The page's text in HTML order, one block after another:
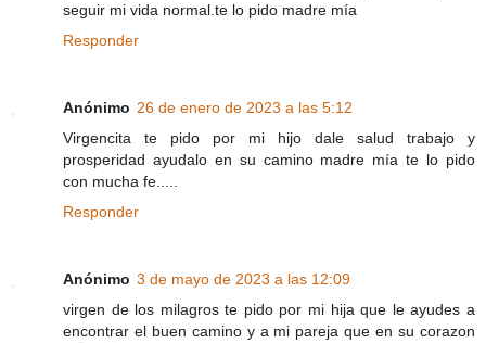
seguir mi vida normal.te lo pido madre mía
Responder
Anónimo 26 de enero de 2023 a las 5:12
Virgencita te pido por mi hijo dale salud trabajo y
prosperidad ayudalo en su camino madre mía te lo pido
con mucha fe.....
Responder
Anónimo 3 de mayo de 2023 a las 12:09
virgen de los milagros te pido por mi hija que le ayudes a
encontrar el buen camino y a mi pareja que en su corazon